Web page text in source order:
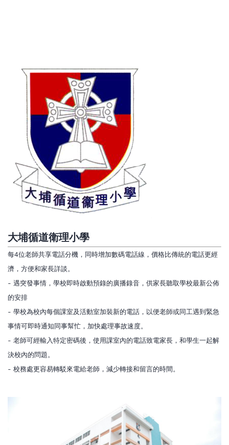
大埔循道衛理小學
每4位老師共享電話分機，同時增加數碼電話線，價格比傳統的電話更經
濟，方便和家長詳談。
- 遇突發事情，學校即時啟動預錄的廣播錄音，供家長聽取學校最新公佈
的安排
- 學校為校內每個課室及活動室加裝新的電話，以便老師或同工遇到緊急
事情可即時通知同事幫忙，加快處理事故速度。
- 老師可經輸入特定密碼後，使用課室內的電話致電家長，和學生一起解
決校內的問題。
- 校務處更容易轉駁來電給老師，減少轉接和留言的時間。